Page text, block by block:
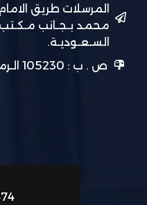
المرسلات طريق
محمد بـجـانب مـكـتب
السـعـوديـة.
ص . ب : 105230 الـرمـز الـبـريـدي : 11646